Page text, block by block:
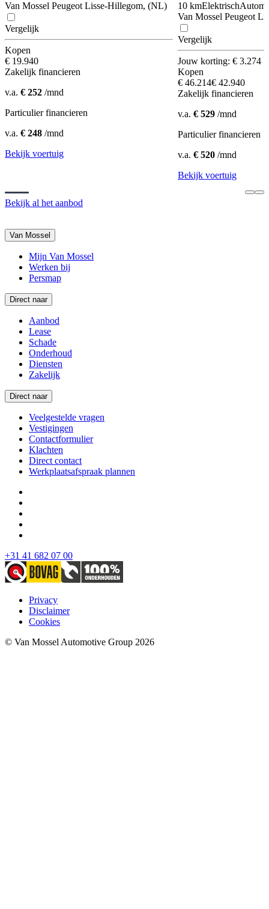
Van Mossel Peugeot Lisse-Hillegom, (NL)
Vergelijk
Kopen
€ 19.940
Zakelijk financieren
v.a. € 252 /mnd
Particulier financieren
v.a. € 248 /mnd
Bekijk voertuig
10 kmElektrisch
Van Mossel Peugeot
Vergelijk
Jouw korting: € 3.274
Kopen
€ 46.214€ 42.940
Zakelijk financieren
v.a. € 529 /mnd
Particulier financieren
v.a. € 520 /mnd
Bekijk voertuig
Bekijk al het aanbod
Van Mossel
Mijn Van Mossel
Werken bij
Persmap
Direct naar
Aanbod
Lease
Schade
Onderhoud
Diensten
Zakelijk
Direct naar
Veelgestelde vragen
Vestigingen
Contactformulier
Klachten
Direct contact
Werkplaatsafspraak plannen
+31 41 682 07 00
Privacy
Disclaimer
Cookies
© Van Mossel Automotive Group 2026